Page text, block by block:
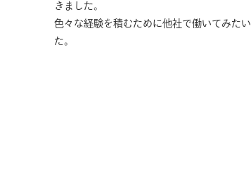
きました。
色々な経験を積むために他社で働いてみた
た。